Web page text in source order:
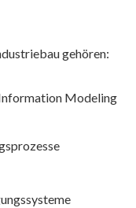
gehören:
Modeling